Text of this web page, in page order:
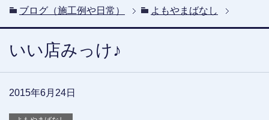
ブログ（施工例や日常）
よもやまばなし
いい店みっけ♪
2015年6月24日